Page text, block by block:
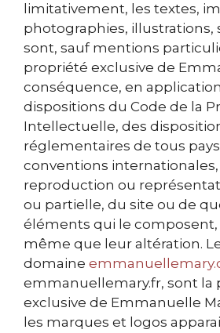
limitativement, les textes,
photographies, illustrations,
sont, sauf mentions
propriété exclusive de
conséquence, en
dispositions du Code de la
Intellectuelle, des
réglementaires de tous
conventions
reproduction ou
ou partielle, du site ou de
éléments qui le
même que leur altération.
domaine
emmanuellemary.fr, sont la
exclusive de Emmanuelle
les marques et logos